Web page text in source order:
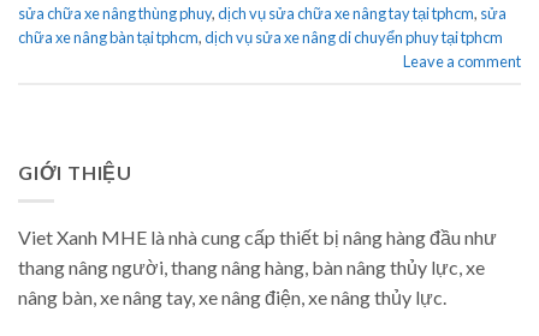
sửa chữa xe nâng thùng phuy,dịch vụ sửa chữa xe nâng tay tại tphcm, sửa
chữa xe nâng bàn tại tphcm,dịch vụ sửa xe nâng di chuyển phuy tại tphcm
Leave a comment
GIỚI THIỆU
Viet Xanh MHE là nhà cung cấp thiết bị nâng hàng đầu như
thang nâng người, thang nâng hàng, bàn nâng thủy lực, xe
nâng bàn, xe nâng tay, xe nâng điện, xe nâng thủy lực.